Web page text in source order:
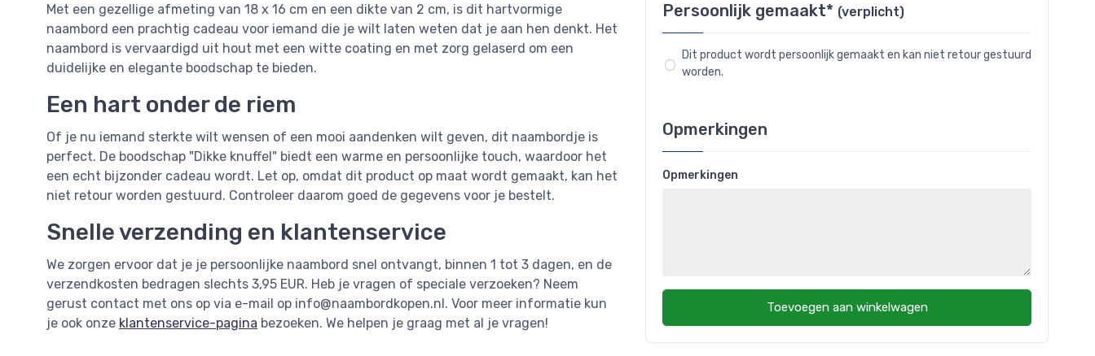
Met een gezellige afmeting van 18 x 16 cm en een dikte van 2 cm, is dit hartvormige
naambord een prachtig cadeau voor iemand die je wilt laten weten dat je aan hen denkt. Het
naambord is vervaardigd uit hout met een witte coating en met zorg gelaserd om een
duidelijke en elegante boodschap te bieden.
Een hart onder de riem
Of je nu iemand sterkte wilt wensen of een mooi aandenken wilt geven, dit naambordje is
perfect. De boodschap "Dikke knuffel" biedt een warme en persoonlijke touch, waardoor het
een echt bijzonder cadeau wordt. Let op, omdat dit product op maat wordt gemaakt, kan het
niet retour worden gestuurd. Controleer daarom goed de gegevens voor je bestelt.
Snelle verzending en klantenservice
We zorgen ervoor dat je je persoonlijke naambord snel ontvangt, binnen 1 tot 3 dagen, en de
verzendkosten bedragen slechts 3,95 EUR. Heb je vragen of speciale verzoeken? Neem
gerust contact met ons op via e-mail op info@naambordkopen.nl. Voor meer informatie kun
je ook onze klantenservice-pagina bezoeken. We helpen je graag met al je vragen!
Persoonlijk gemaakt* (verplicht)
Dit product wordt persoonlijk gemaakt en kan niet retour gestuurd
worden.
Opmerkingen
Opmerkingen
Toevoegen aan winkelwagen